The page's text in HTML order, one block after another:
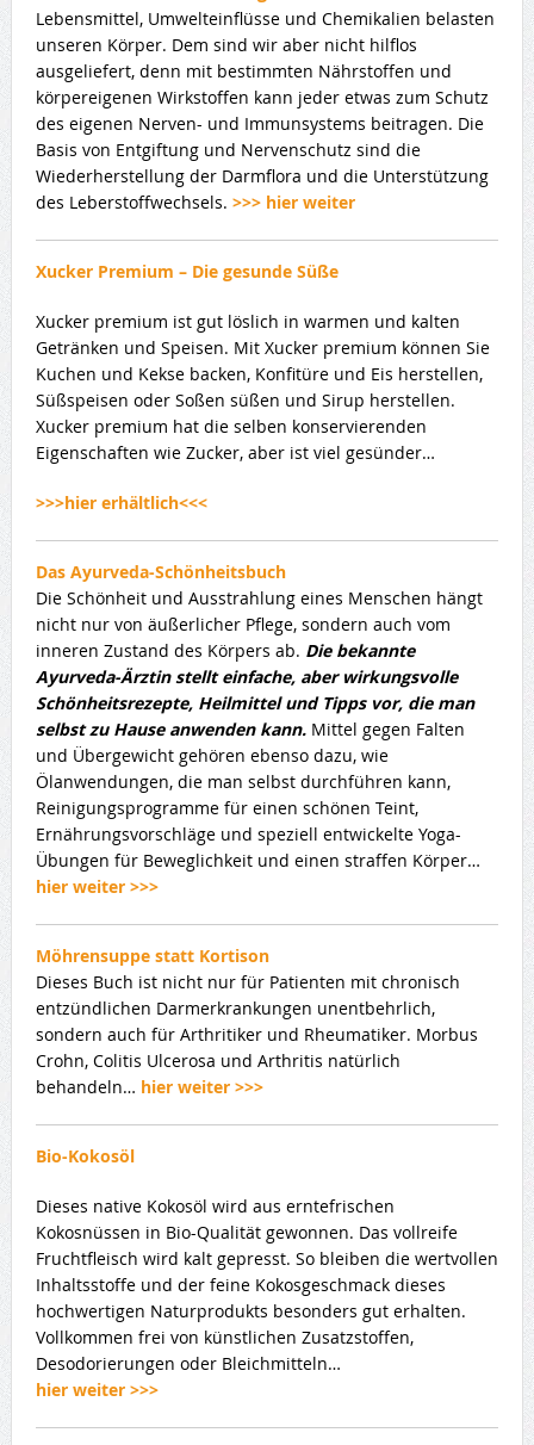
Lebensmittel, Umwelteinflüsse und Chemikalien belasten
unseren Körper. Dem sind wir aber nicht hilflos
ausgeliefert, denn mit bestimmten Nährstoffen und
körpereigenen Wirkstoffen kann jeder etwas zum Schutz
des eigenen Nerven- und Immunsystems beitragen. Die
Basis von Entgiftung und Nervenschutz sind die
Wiederherstellung der Darmflora und die Unterstützung
des Leberstoffwechsels. >>> hier weiter
Xucker Premium – Die gesunde Süße
Xucker premium ist gut löslich in warmen und kalten
Getränken und Speisen. Mit Xucker premium können Sie
Kuchen und Kekse backen, Konfitüre und Eis herstellen,
Süßspeisen oder Soßen süßen und Sirup herstellen.
Xucker premium hat die selben konservierenden
Eigenschaften wie Zucker, aber ist viel gesünder…
>>>hier erhältlich<<<
Das Ayurveda-Schönheitsbuch
Die Schönheit und Ausstrahlung eines Menschen hängt
nicht nur von äußerlicher Pflege, sondern auch vom
inneren Zustand des Körpers ab. Die bekannte
Ayurveda-Ärztin stellt einfache, aber wirkungsvolle
Schönheitsrezepte, Heilmittel und Tipps vor, die man
selbst zu Hause anwenden kann. Mittel gegen Falten
und Übergewicht gehören ebenso dazu, wie
Ölanwendungen, die man selbst durchführen kann,
Reinigungsprogramme für einen schönen Teint,
Ernährungsvorschläge und speziell entwickelte Yoga-
Übungen für Beweglichkeit und einen straffen Körper…
hier weiter >>>
Möhrensuppe statt Kortison
Dieses Buch ist nicht nur für Patienten mit chronisch
entzündlichen Darmerkrankungen unentbehrlich,
sondern auch für Arthritiker und Rheumatiker. Morbus
Crohn, Colitis Ulcerosa und Arthritis natürlich
behandeln… hier weiter >>>
Bio-Kokosöl
Dieses native Kokosöl wird aus erntefrischen
Kokosnüssen in Bio-Qualität gewonnen. Das vollreife
Fruchtfleisch wird kalt gepresst. So bleiben die wertvollen
Inhaltsstoffe und der feine Kokosgeschmack dieses
hochwertigen Naturprodukts besonders gut erhalten.
Vollkommen frei von künstlichen Zusatzstoffen,
Desodorierungen oder Bleichmitteln…
hier weiter >>>